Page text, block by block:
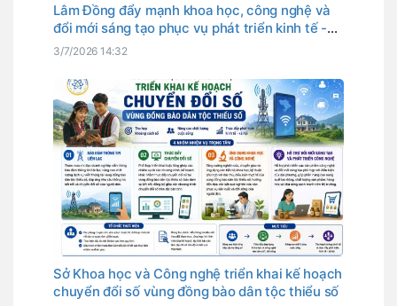
Lâm Đồng đẩy mạnh khoa học, công nghệ và
đổi mới sáng tạo phục vụ phát triển kinh tế -
xã hội
3/7/2026 14:32
Sở Khoa học và Công nghệ triển khai kế hoạch
chuyển đổi số vùng đồng bào dân tộc thiểu số